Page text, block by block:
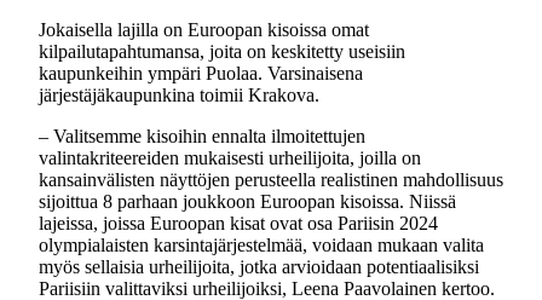
Jokaisella lajilla on Euroopan kisoissa omat
kilpailutapahtumansa, joita on keskitetty useisiin
kaupunkeihin ympäri Puolaa. Varsinaisena
järjestäjäkaupunkina toimii Krakova.
– Valitsemme kisoihin ennalta ilmoitettujen
valintakriteereiden mukaisesti urheilijoita, joilla on
kansainvälisten näyttöjen perusteella realistinen mahdollisuus
sijoittua 8 parhaan joukkoon Euroopan kisoissa. Niissä
lajeissa, joissa Euroopan kisat ovat osa Pariisin 2024
olympialaisten karsintajärjestelmää, voidaan mukaan valita
myös sellaisia urheilijoita, jotka arvioidaan potentiaalisiksi
Pariisiin valittaviksi urheilijoiksi, Leena Paavolainen kertoo.